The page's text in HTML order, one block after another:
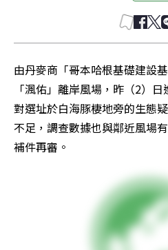
由丹麥商「哥本哈根基礎建設
「渢佑」離岸風場，昨（2）
對選址於白海豚棲地旁的生態
不足，調查數據也與鄰近風場
補件再審。